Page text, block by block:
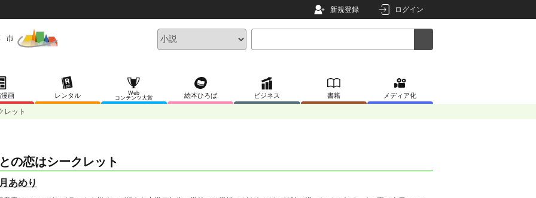
新規登録 ログイン
画 レンタル
Web
コンテンツ大賞
絵本ひろば ビジネス 書籍 メディア化
レット
の恋はシークレット
あめり